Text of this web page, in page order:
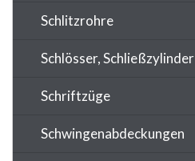
Schlitzrohre
Schlösser, Schließzylinder
Schriftzüge
Schwingenabdeckungen